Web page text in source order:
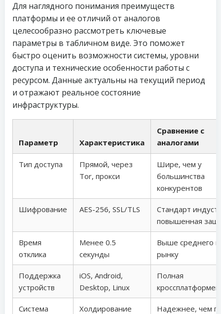
Для наглядного понимания преимуществ
платформы и ее отличий от аналогов
целесообразно рассмотреть ключевые
параметры в табличном виде. Это поможет
быстро оценить возможности системы, уровни
доступа и технические особенности работы с
ресурсом. Данные актуальны на текущий период
и отражают реальное состояние
инфраструктуры.
Параметр Характеристика
Сравнение с
аналогами
Тип доступа
Прямой, через
Tor, прокси
Шире, чем у
большинства
конкурентов
Шифрование AES-256, SSL/TLS
Стандарт
повышенная
Время
отклика
Менее 0.5
секунды
Выше среднего
рынку
Поддержка
устройств
iOS, Android,
Desktop, Linux
Полная
Система
Холдирование
Надежнее, чем